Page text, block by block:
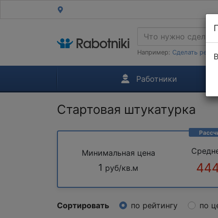
Например: Сделать
Работники
Стартовая штукатурка
Минимальная цена
1 руб/кв.м
Сортировать по рейтингу по